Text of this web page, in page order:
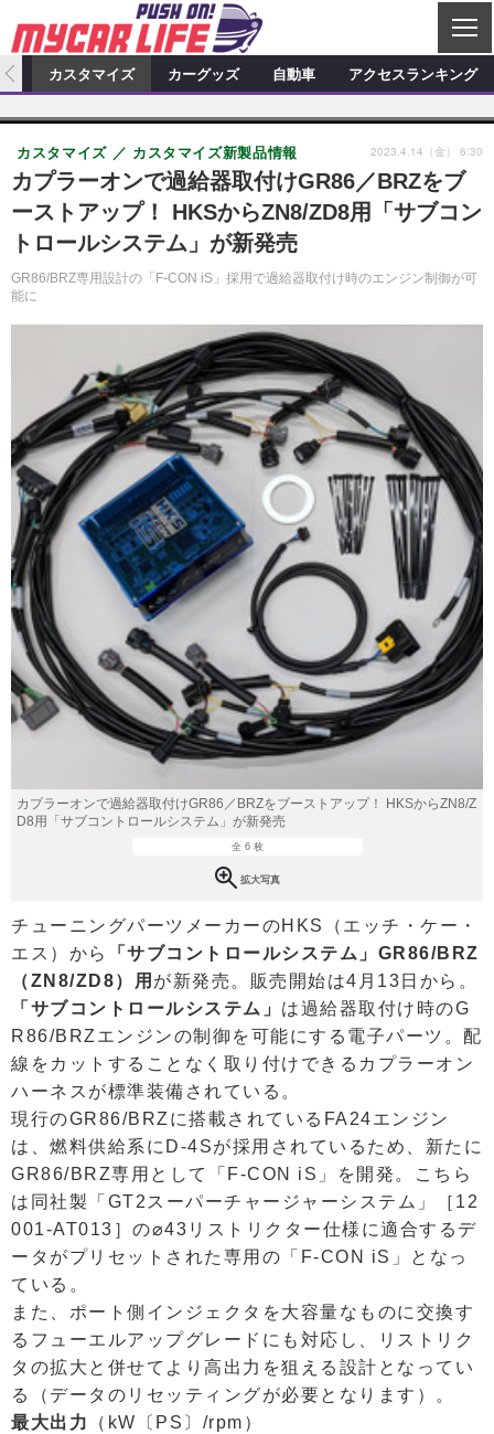
C
L
S
カーオーディオ
特集記事 新製品情報
プロショップ検索
カーオーディオニュース デモカー製作記
その他
カスタマイズ
カスタマイズ特集記事 カスタマイズ新製品情報
カスタマイズニュース
カーグッズ
カーグッズ特集記事 カーグッズ新製品情報
カーグッズニュース
自動車
カスタマイズ カーグッズ 自動車 アクセスランキング
カプラーオンで過給器取付けGR86／BRZをブ
ーストアップ！ HKSからZN8/ZD8用「サブコン
トロールシステム」が新発売
GR86/BRZ専用設計の「F-CON iS」採用で過給器取付け時のエンジン制御が可
能に
カスタマイズ カスタマイズ新製品情報 2023.4.14（金） 6:30
カプラーオンで過給器取付けGR86／BRZをブーストアップ！ HKSからZN8/Z
D8用「サブコントロールシステム」が新発売
全 6 枚
拡大写真
チューニングパーツメーカーのHKS（エッチ・ケー・
エス）から
「サブコントロールシステム」GR86/BRZ
（ZN8/ZD8）用 が新発売。販売開始は4月13日から。
「サブコントロールシステム」 は過給器取付け時のG
R86/BRZエンジンの制御を可能にする電子パーツ。配
線をカットすることなく取り付けできるカプラーオン
ハーネスが標準装備されている。
現行のGR86/BRZに搭載されているFA24エンジン
は、燃料供給系にD-4Sが採用されているため、新たに
GR86/BRZ専用として「F-CON iS」を開発。こちら
は同社製「GT2スーパーチャージャーシステム」［12
001-AT013］の⌀43リストリクター仕様に適合するデ
ータがプリセットされた専用の「F-CON iS」となっ
ている。
また、ポート側インジェクタを大容量なものに交換す
るフューエルアップグレードにも対応し、リストリク
タの拡大と併せてより高出力を狙える設計となってい
る（データのリセッティングが必要となります）。
最大出力
（kW〔PS〕/rpm）